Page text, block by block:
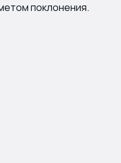
поклонения.